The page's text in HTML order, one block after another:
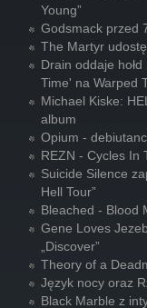
Young”
Godsmack przed
The Martyr
Drain oddaje
Time' na Warped
Michael Kiske:
album
Opium -
REZN - Cycles In
Suicide Silence
Hell Tour”
Bleached - Blood
Gene Loves
„Discover”
Theory of a
Język nocy oraz
Black Marble z